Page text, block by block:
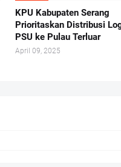
KPU Kabupaten Serang
Prioritaskan Distribusi
PSU ke Pulau Terluar
April 09, 2025